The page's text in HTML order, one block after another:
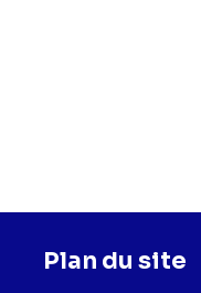
Plan du site